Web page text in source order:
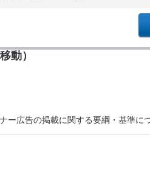
動）
ー広告の掲載に関する要綱・基準に